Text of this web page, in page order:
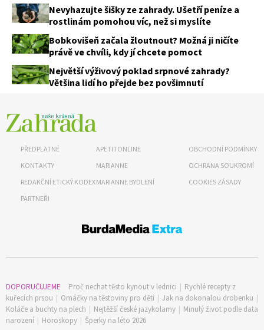
Naše krásná zahrada
Nevyhazujte šišky ze zahrady. Ušetří peníze a
rostlinám pomohou víc, než si myslíte
Bobkovišeň začala žloutnout? Možná ji ničíte
právě ve chvíli, kdy jí chcete pomoct
Největší výživový poklad srpnové zahrady?
Většina lidí ho přejde bez povšimnutí
PŘEDPLATNÉ
KONTAKTY
REDAKČNÍ ETICKÝ KODEX
PARTNEŘI
APETITONLINE
MARIANNE
MARIANNE BYDLENÍ
OBCHODNÍ PODMÍNKY
OCHRANA SOUKROMÍ
COOKIES ZÁSADY
DOPORUČUJEME Proč nechat těsto kynout v lednici | Rychlé recepty z
kuřecích prsou | Omáčky na těstoviny pro děti | Jak na dokonalou drobenku |
Koláče a buchty na plech | Nejtěžší české jazykolamy | Minulý život podle data
narození | Horoskopy | Šperky na léto 2026